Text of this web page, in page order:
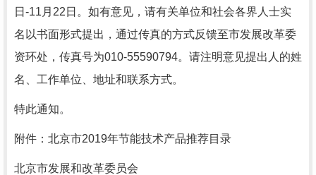
日-11月22日。如有意见，请有关单位和社会各界人士实
名以书面形式提出，通过传真的方式反馈至市发展改革委
资环处，传真号为010-55590794。请注明意见提出人的姓
名、工作单位、地址和联系方式。
特此通知。
附件：北京市2019年节能技术产品推荐目录
北京市发展和改革委员会